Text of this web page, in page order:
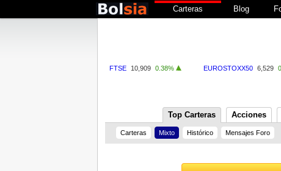
Carteras Blog
FTSE 10,909 0.38% EUROSTOXX50 6,529
Top Carteras Acciones
Carteras Mixto Histórico Mensajes Foro